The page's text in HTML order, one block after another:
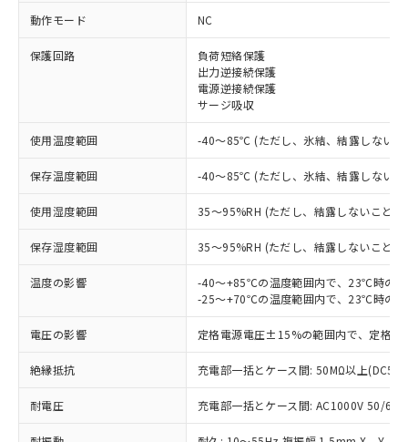
動作モード NC
保護回路
負荷短絡保護
出力逆接続保護
電源逆接続保護
サージ吸収
使用温度範囲 -40～85℃ (ただし、氷結、結露しないこ
保存温度範囲 -40～85℃ (ただし、氷結、結露しないこ
使用湿度範囲 35～95%RH (ただし、結露しないこと)
保存湿度範囲 35～95%RH (ただし、結露しないこと)
温度の影響
-40～+85℃の温度範囲内で、23℃時の
-25～+70℃の温度範囲内で、23℃時の
電圧の影響 定格電源電圧±15%の範囲内で、定格
絶縁抵抗 充電部一括とケース間: 50MΩ以上
耐電圧 充電部一括とケース間: AC1000V 50/
以下の条件をお読みいただき、同意のうえ
本サービスは、当社制御機器事業取扱
商品の当社在庫状況および標準価格
(税抜)を提供させていただくもので
当社制御機器事業取扱商品の中には、
本サービスの対象外となる商品もある
ことをご了承ください。
対応済み：EU RoHS指令（10物質）の
非含有に対応した製品が提供可能な商品で
対応予定：EU RoHS指令（10物質）の非含
有に対応した製品に切り替える予定のある
商品です。
対応予定なし：EU RoHS指令（10物質）の
非含有に非対応の商品で、対応品を出す予
調査・確認中：EU RoHS指令（10物質）の
非含有の対応状況を調査中または確認中の
商品です。
非該当品：ライセンス料など無形物で、有
害物質有無と関係のない商品です。
仕入先様の事情により、非含有部品として
いたものが、含有品と判明した場合などや
むを得ず変更することがあります。
※1 中国RoHS○×表
「○」：最大均質材料含有率が中国RoHSの
基準値以下であることを示します。
「×」：最大均質材料含有率が中国RoHSの
基準値を超えていることを示します。
「－」：未確認です。当社販売部門へお問
当社は、これら貴社製品のうち、外国
為替および外国貿易法に定める商品